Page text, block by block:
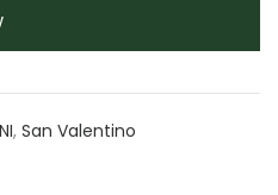
, San Valentino